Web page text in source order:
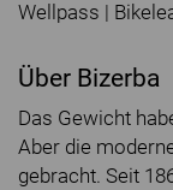
Wellpass |
Über Bizerba
Das Gewicht
Aber die
gebracht. Seit